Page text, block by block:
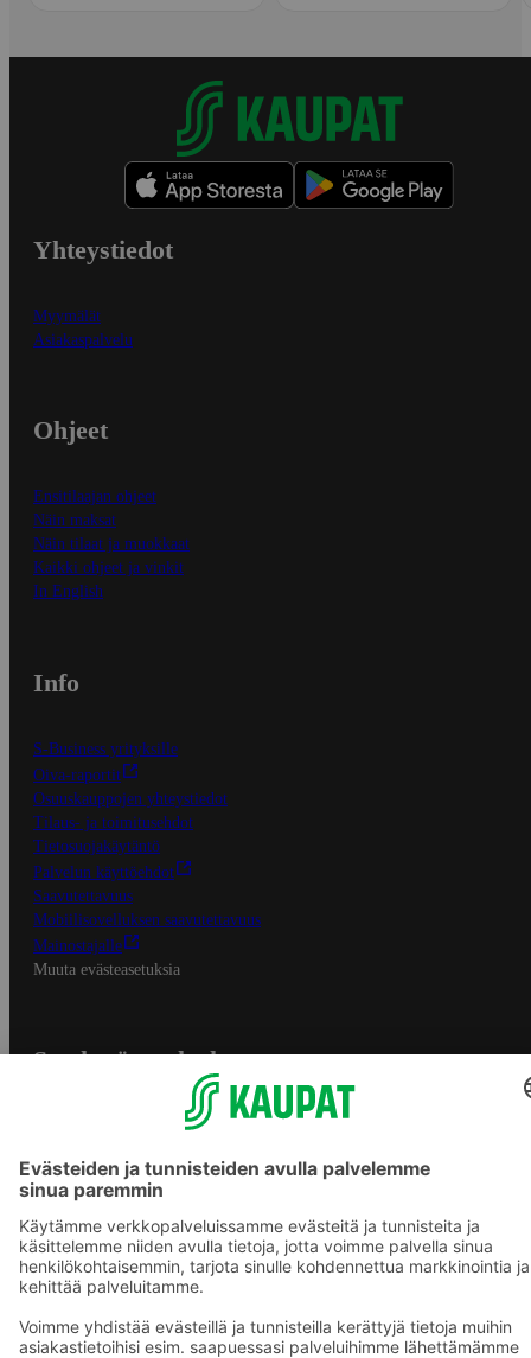
Yhteystiedot
Myymälät
Asiakaspalvelu
Ohjeet
Ensitilaajan ohjeet
Näin maksat
Näin tilaat ja muokkaat
Kaikki ohjeet ja vinkit
In English
Info
S-Business yrityksille
Oiva-raportit
Osuuskauppojen yhteystiedot
Tilaus- ja toimitusehdot
Tietosuojakäytäntö
Palvelun käyttöehdot
Saavutettavuus
Mobiilisovelluksen saavutettavuus
Mainostajalle
Muuta evästeasetuksia
S-ryhmän palvelut
Yhteishyvä Ruoka -sovellus
S-ostoslista -sovellus
Prisma.fi
Sokos.fi
S-Pankki
Sokos Hotels